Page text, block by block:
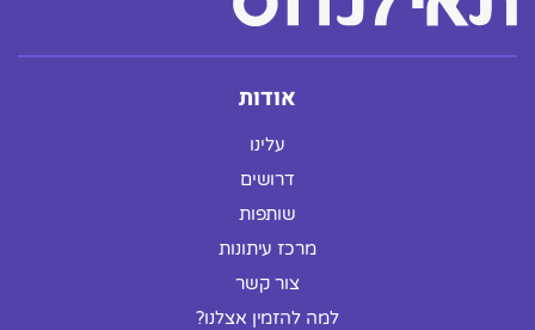
אודות
עלינו
דרושים
שותפות
מרכז עיתונות
צור קשר
למה להזמין אצלנו?